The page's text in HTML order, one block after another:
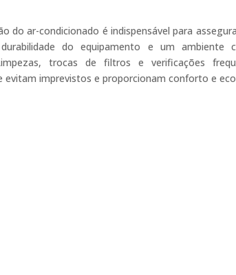
do ar-condicionado é indispensável para
durabilidade do equipamento e um ambiente
trocas de filtros e verificações
evitam imprevistos e proporcionam conforto e